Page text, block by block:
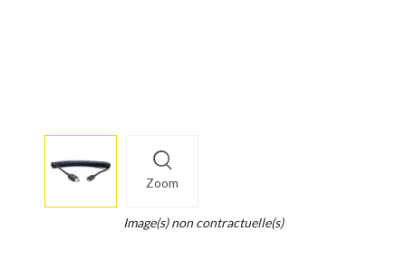
Zoom
info
Image(s) non contractuelle(s)